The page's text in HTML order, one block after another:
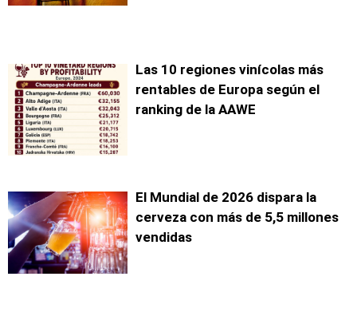
Las 10 regiones vinícolas más
rentables de Europa según el
ranking de la AAWE
El Mundial de 2026 dispara la
cerveza con más de 5,5 millones
vendidas